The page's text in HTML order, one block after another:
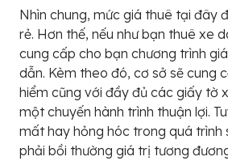
Nhìn chung, mức giá thuê tại đây
rẻ. Hơn thế, nếu như bạn thuê xe
cung cấp cho bạn chương trình
dẫn. Kèm theo đó, cơ sở sẽ cung
hiểm cũng với đầy đủ các giấy tờ
một chuyến hành trình thuận lợi.
mất hay hỏng hóc trong quá trình
phải bồi thường giá trị tương